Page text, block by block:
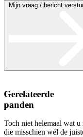
Mijn vraag / bericht
Gerelateerde
panden
Toch niet helemaal wat u
die misschien wél de